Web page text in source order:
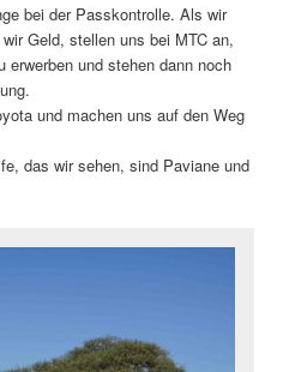
bei der Passkontrolle. Als wir
Geld, stellen uns bei MTC an,
erwerben und stehen dann noch
und machen uns auf den Weg
das wir sehen, sind Paviane und